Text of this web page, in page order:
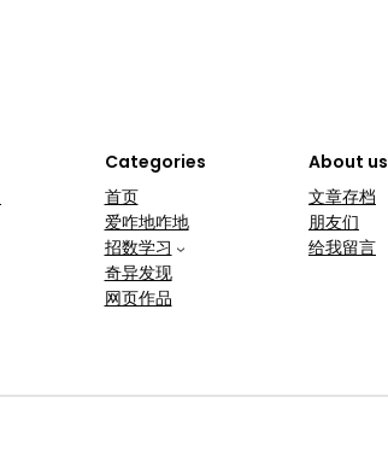
Categories
首页
爱咋地咋地
招数学习
奇异发现
网页作品
About us
文章存档
朋友们
给我留言